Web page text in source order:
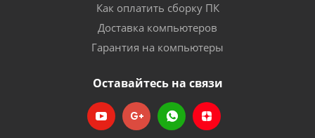
Как оплатить сборку ПК
Доставка компьютеров
Гарантия на компьютеры
Оставайтесь на связи